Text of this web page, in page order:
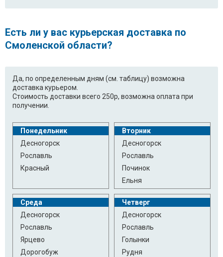
Есть ли у вас курьерская доставка по
Смоленской области?
Да, по определенным дням (см. таблицу) возможна
доставка курьером.
Стоимость доставки всего 250р, возможна оплата при
получении.
Понедельник
Десногорск
Рославль
Красный
Вторник
Десногорск
Рославль
Починок
Ельня
Среда
Десногорск
Рославль
Ярцево
Дорогобуж
Четверг
Десногорск
Рославль
Голынки
Рудня